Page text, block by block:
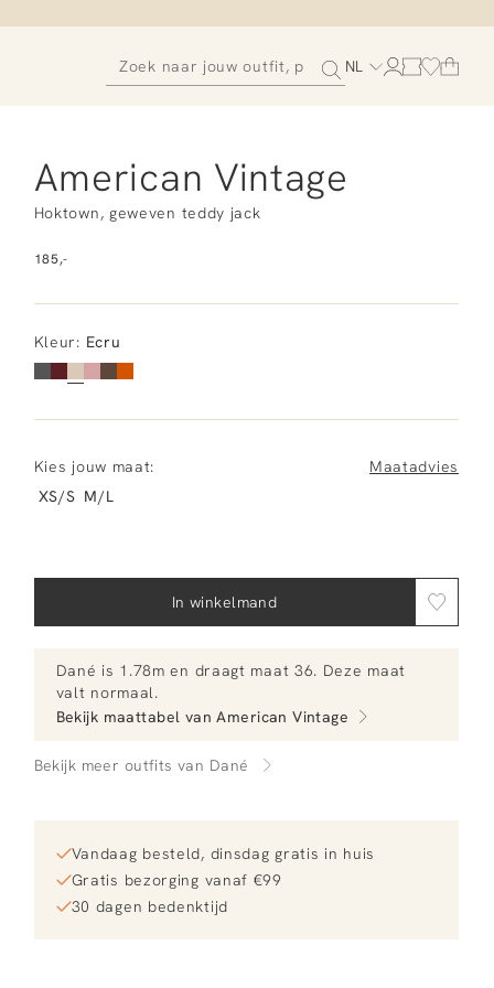
NL
American Vintage
Hoktown, geweven teddy jack
185,-
Kleur: Ecru
Kies jouw maat:
Maatadvies
XS/S M/L
In winkelmand
Dané is 1.78m en draagt maat 36. Deze maat
valt normaal.
Bekijk maattabel van American Vintage
Bekijk meer outfits van Dané
Vandaag besteld, dinsdag gratis in huis
Gratis bezorging vanaf €99
30 dagen bedenktijd